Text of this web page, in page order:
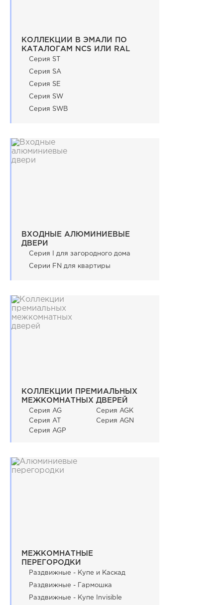
КОЛЛЕКЦИИ В ЭМАЛИ ПО
КАТАЛОГАМ NCS ИЛИ RAL
Серия ST
Серия SA
Серия SE
Серия SW
Серия SWB
ВХОДНЫЕ АЛЮМИНИЕВЫЕ
ДВЕРИ
Серия I для загородного дома
Серии FN для квартиры
КОЛЛЕКЦИИ ПРЕМИАЛЬНЫХ
МЕЖКОМНАТНЫХ ДВЕРЕЙ
Серия AG
Серия AT
Серия AGP
Серия AGK
Серия AGN
МЕЖКОМНАТНЫЕ
ПЕРЕГОРОДКИ
Раздвижные - Купе и Каскад
Раздвижные - Гармошка
Раздвижные - Купе Invisible